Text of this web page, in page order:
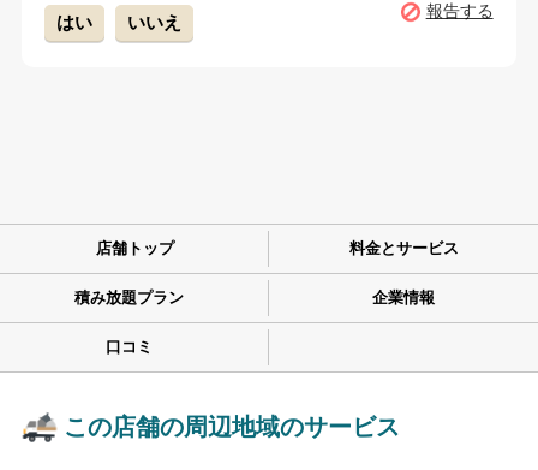
はい いいえ
報告する
店舗トップ 料金とサービス
積み放題プラン 企業情報
口コミ
この店舗の周辺地域のサービス